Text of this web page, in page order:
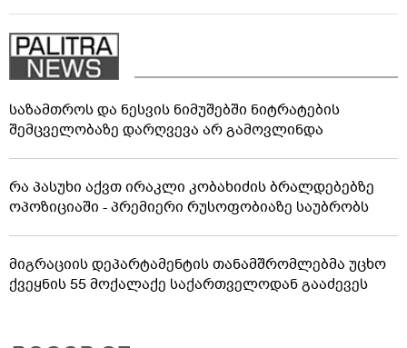
საზამთროს და ნესვის ნიმუშებში ნიტრატების
შემცველობაზე დარღვევა არ გამოვლინდა
რა პასუხი აქვთ ირაკლი კობახიძის ბრალდებებზე
ოპოზიციაში - პრემიერი რუსოფობიაზე საუბრობს
მიგრაციის დეპარტამენტის თანამშრომლებმა უცხო
ქვეყნის 55 მოქალაქე საქართველოდან გააძევეს